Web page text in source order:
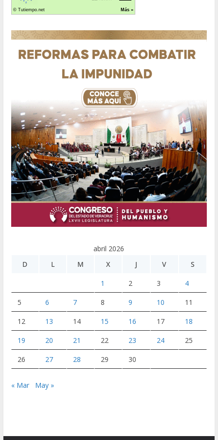
abril 2026
D
L M X J V S
1 2 3 4
5 6 7 8 9 10 11
12 13 14 15 16 17 18
19 20 21 22 23 24 25
26 27 28 29 30
« Mar May »